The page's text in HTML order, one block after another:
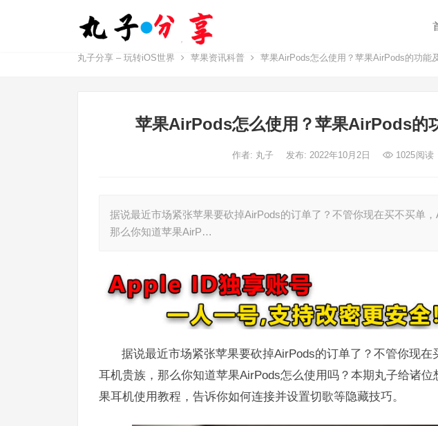
丸子分享 – 玩转iOS世界 苹果资讯科普 苹果AirPods怎么使用？苹果AirPods的功能
苹果AirPods怎么使用？苹果AirPods的
作者: 丸子 发布: 2022年10月2日 1025阅读
据说最近市场紧张苹果要砍掉AirPods的订单了？不管你现在买不买单
那么你知道苹果AirP…
据说最近市场紧张苹果要砍掉AirPods的订单了？不管你现
耳机贵族，那么你知道苹果AirPods怎么使用吗？本期丸子给诸
果耳机使用教程，告诉你如何连接并设置切歌等隐藏技巧。